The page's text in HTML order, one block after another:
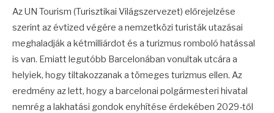
Az UN Tourism (Turisztikai Világszervezet) előrejelzése
szerint az évtized végére a nemzetközi turisták utazásai
meghaladják a kétmilliárdot és a turizmus romboló hatással
is van. Emiatt legutóbb Barcelonában vonultak utcára a
helyiek, hogy tiltakozzanak a tömeges turizmus ellen. Az
eredmény az lett, hogy a barcelonai polgármesteri hivatal
nemrég a lakhatási gondok enyhítése érdekében 2029-től